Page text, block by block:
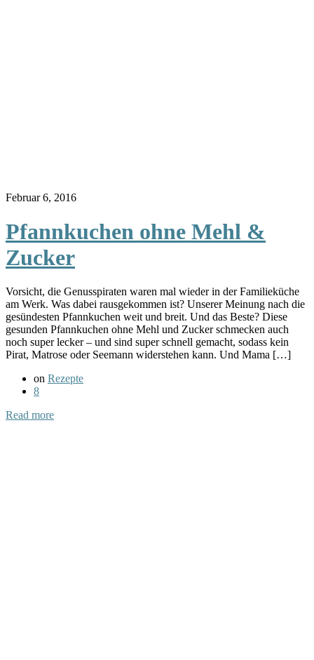
Februar 6, 2016
Pfannkuchen ohne Mehl &
Zucker
Vorsicht, die Genusspiraten waren mal wieder in der Familieküche
am Werk. Was dabei rausgekommen ist? Unserer Meinung nach die
gesündesten Pfannkuchen weit und breit. Und das Beste? Diese
gesunden Pfannkuchen ohne Mehl und Zucker schmecken auch
noch super lecker – und sind super schnell gemacht, sodass kein
Pirat, Matrose oder Seemann widerstehen kann. Und Mama […]
on Rezepte
8
Read more